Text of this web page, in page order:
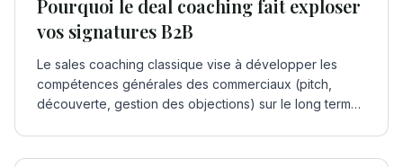
Pourquoi le deal coaching fait exploser
vos signatures B2B
Le sales coaching classique vise à développer les
compétences générales des commerciaux (pitch,
découverte, gestion des objections) sur le long terme.